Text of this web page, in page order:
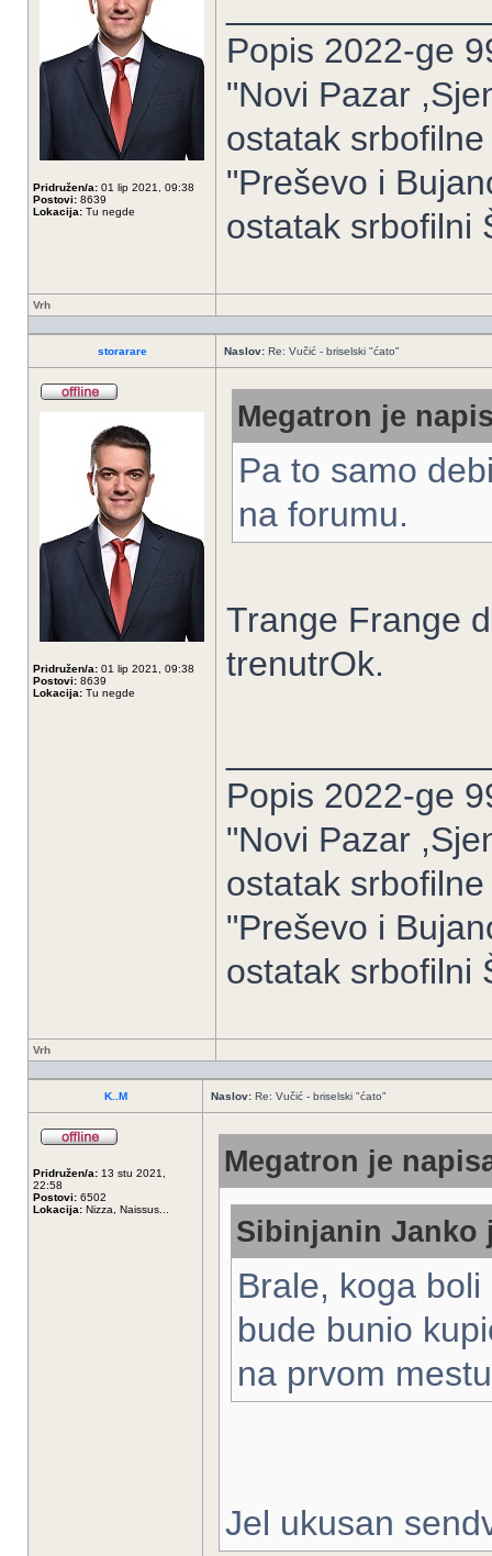
Pridružen/a: 01 lip 2021, 09:38
Postovi: 8639
Lokacija: Tu negde
Popis 2022-ge
"Novi Pazar
ostatak
"Preševo i
ostatak srbofilni
Vrh
storarare Naslov: Re: Vučić - briselski "ćato"
Pridružen/a: 01 lip 2021, 09:38
Postovi: 8639
Lokacija: Tu negde
Megatron je
Pa to samo
na forumu.
Trange Frange
trenutrOk.
Popis 2022-ge
"Novi Pazar
ostatak
"Preševo i
ostatak srbofilni
Vrh
K..M Naslov: Re: Vučić - briselski "ćato"
Pridružen/a: 13 stu 2021,
22:58
Postovi: 6502
Lokacija: Nizza, Naissus...
Megatron je
Sibinjanin Janko
Brale, koga
bude bunio
na prvom
Jel ukusan